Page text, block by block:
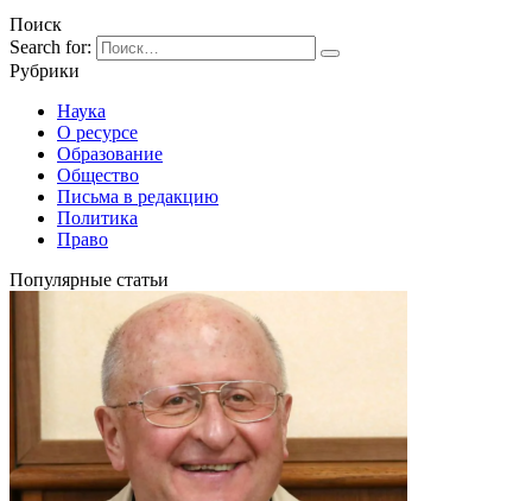
Поиск
Search for:
Рубрики
Наука
О ресурсе
Образование
Общество
Письма в редакцию
Политика
Право
Популярные статьи